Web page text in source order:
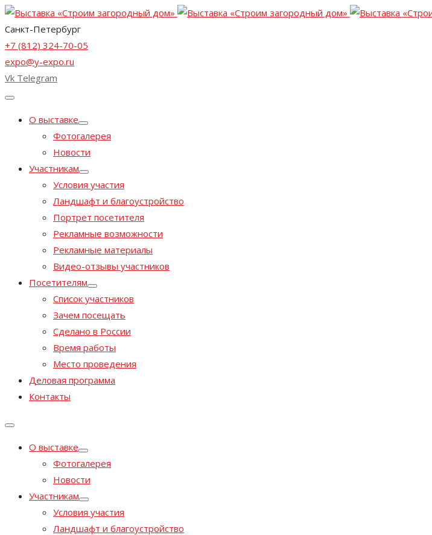
Санкт-Петербург
+7 (812) 324-70-05
expo@y-expo.ru
Vk Telegram
О выставке
Фотогалерея
Новости
Участникам
Условия участия
Ландшафт и благоустройство
Портрет посетителя
Рекламные возможности
Рекламные материалы
Видео-отзывы участников
Посетителям
Список участников
Зачем посещать
Сделано в России
Время работы
Место проведения
Деловая программа
Контакты
О выставке
Фотогалерея
Новости
Участникам
Условия участия
Ландшафт и благоустройство